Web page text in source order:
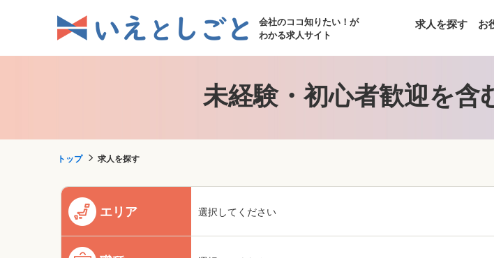
会社のココ知りたい！が
わかる求人サイト
求人を探す お
未経験・初心者歓迎を含
トップ 求人を探す
エリア 選択してください